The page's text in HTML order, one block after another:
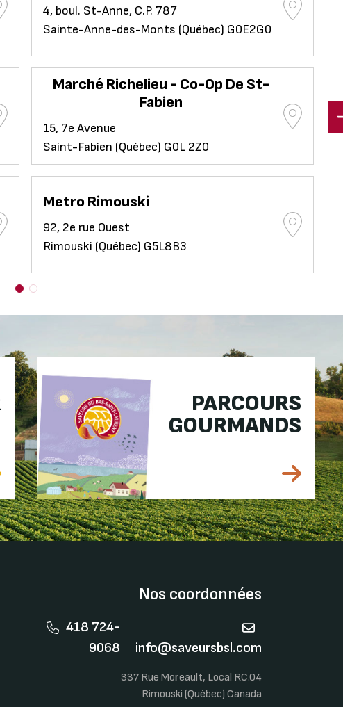
4, boul. St-Anne, C.P. 787
Sainte-Anne-des-Monts (Québec) G0E2G0
Marché Richelieu - Co-Op De St-
Fabien
15, 7e Avenue
Saint-Fabien (Québec) G0L 2Z0
Metro Rimouski
92, 2e rue Ouest
Rimouski (Québec) G5L8B3
PARCOURS
GOURMANDS
Nos coordonnées
418 724-
9068
info@saveursbsl.com
337 Rue Moreault, Local RC.04
Rimouski (Québec) Canada